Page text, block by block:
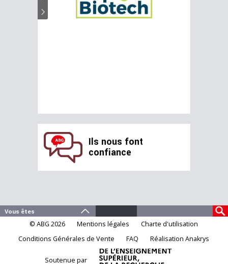
Ils nous font
confiance
© ABG 2026 Mentions légales
Charte d'utilisation
Conditions Générales de Vente
FAQ Réalisation Anakrys
Soutenue par